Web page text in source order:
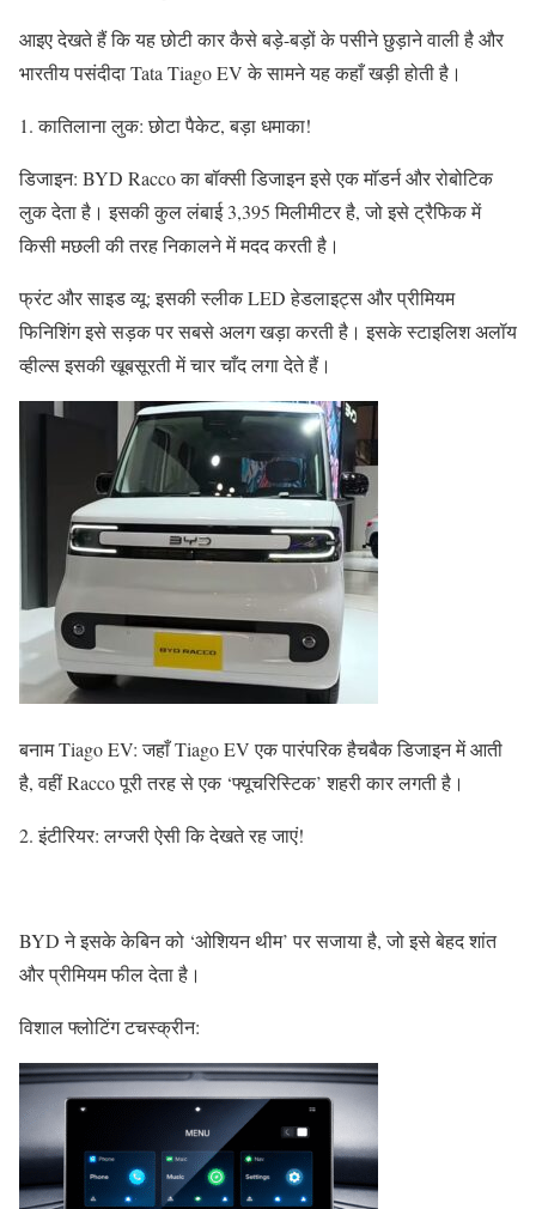
आइए देखते हैं कि यह छोटी कार कैसे बड़े-बड़ों के पसीने छुड़ाने वाली है और
भारतीय पसंदीदा Tata Tiago EV के सामने यह कहाँ खड़ी होती है।
1. कातिलाना लुक: छोटा पैकेट, बड़ा धमाका!
डिजाइन: BYD Racco का बॉक्सी डिजाइन इसे एक मॉडर्न और रोबोटिक
लुक देता है। इसकी कुल लंबाई 3,395 मिलीमीटर है, जो इसे ट्रैफिक में
किसी मछली की तरह निकालने में मदद करती है।
फ्रंट और साइड व्यू: इसकी स्लीक LED हेडलाइट्स और प्रीमियम
फिनिशिंग इसे सड़क पर सबसे अलग खड़ा करती है। इसके स्टाइलिश अलॉय
व्हील्स इसकी खूबसूरती में चार चाँद लगा देते हैं।
बनाम Tiago EV: जहाँ Tiago EV एक पारंपरिक हैचबैक डिजाइन में आती
है, वहीं Racco पूरी तरह से एक ‘फ्यूचरिस्टिक’ शहरी कार लगती है।
2. इंटीरियर: लग्जरी ऐसी कि देखते रह जाएं!
BYD ने इसके केबिन को ‘ओशियन थीम’ पर सजाया है, जो इसे बेहद शांत
और प्रीमियम फील देता है।
विशाल फ्लोटिंग टचस्क्रीन: